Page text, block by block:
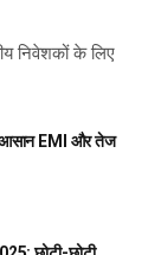
निवेशकों के लिए
EMI और तेज